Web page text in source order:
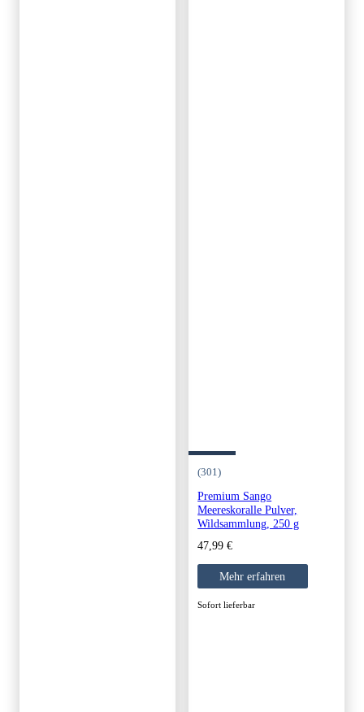
(301)
Premium Sango
Meereskoralle Pulver,
Wildsammlung, 250 g
47,99€
Mehr erfahren
Sofort lieferbar